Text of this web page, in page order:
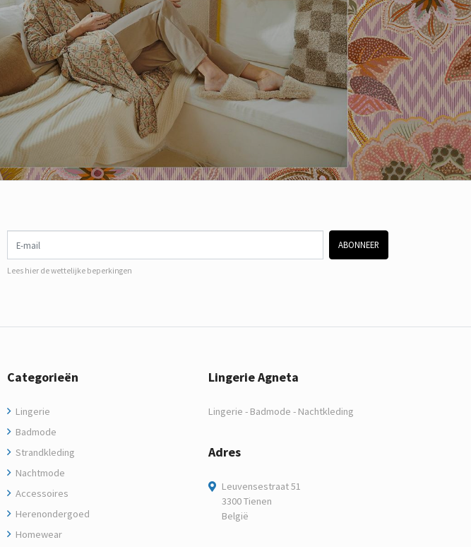
E-mail
ABONNEER
Lees hier de wettelijke beperkingen
Categorieën
Lingerie
Badmode
Strandkleding
Nachtmode
Accessoires
Herenondergoed
Homewear
Lingerie Agneta
Lingerie - Badmode - Nachtkleding
Adres
Leuvensestraat 51
3300 Tienen
België